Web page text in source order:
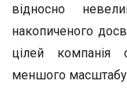
відносно
накопиченого
цілей компанія
меншого